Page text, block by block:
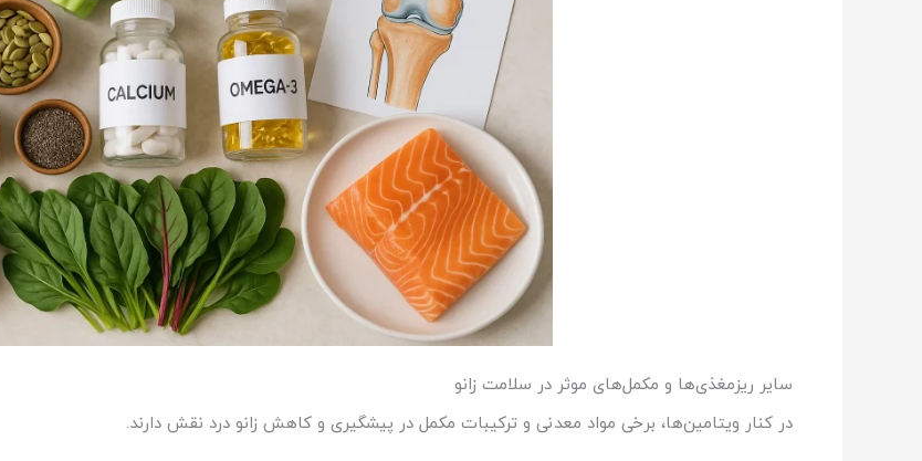
سایر ریزمغذی‌ها و مکمل‌های موثر در سلامت زانو
در کنار ویتامین‌ها، برخی مواد معدنی و ترکیبات مکمل در پیشگیری و کاهش زانو درد نقش دارند.